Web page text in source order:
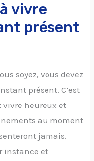
vivre
présent
soyez, vous devez
présent. C’est
vivre heureux et
au moment
jamais.
instance et